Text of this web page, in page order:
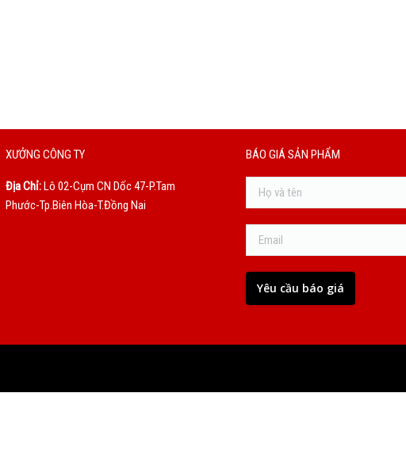
XƯỞNG CÔNG TY
Địa Chỉ:Lô 02-Cụm CN Dốc 47-P.Tam
Phước-Tp.Biên Hòa-T.Đồng Nai
BÁO GIÁ SẢN PHẨM